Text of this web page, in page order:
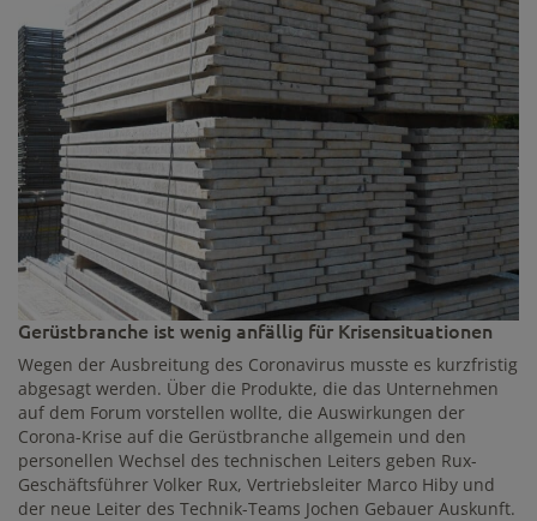
Gerüstbranche ist wenig anfällig für Krisensituationen
Wegen der Ausbreitung des Coronavirus musste es kurzfristig
abgesagt werden. Über die Produkte, die das Unternehmen
auf dem Forum vorstellen wollte, die Auswirkungen der
Corona-Krise auf die Gerüstbranche allgemein und den
personellen Wechsel des technischen Leiters geben Rux-
Geschäftsführer Volker Rux, Vertriebsleiter Marco Hiby und
der neue Leiter des Technik-Teams Jochen Gebauer Auskunft.